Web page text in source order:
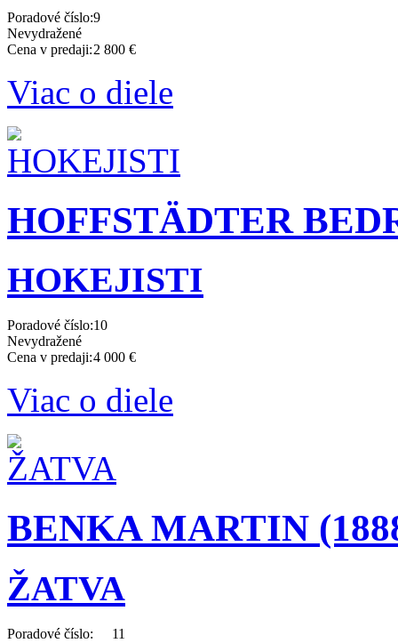
Poradové číslo:9
Nevydražené
Cena v predaji:2 800 €
Viac o diele
HOFFSTÄDTER
HOKEJISTI
Poradové číslo:10
Nevydražené
Cena v predaji:4 000 €
Viac o diele
BENKA MARTIN
ŽATVA
Poradové číslo:
11